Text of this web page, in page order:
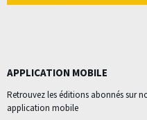
APPLICATION MOBILE
Retrouvez les éditions abonnés sur
application mobile